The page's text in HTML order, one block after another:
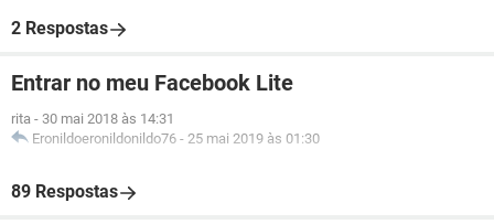
2 Respostas
Entrar no meu Facebook Lite
rita - 30 mai 2018 às 14:31
Eronildoeronildonildo76 - 25 mai 2019 às 01:30
89 Respostas